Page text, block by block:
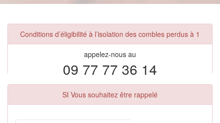
Conditions d’éligibilité à l’isolation des combles perdus à 1
appelez-nous au
09 77 77 36 14
SI Vous souhaitez être rappelé